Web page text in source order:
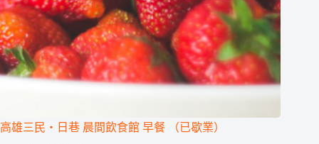
高雄三民‧日巷 晨間飲食館 早餐 （已歇業）